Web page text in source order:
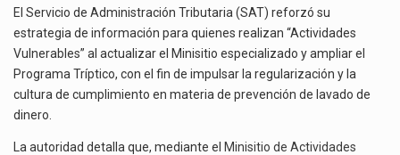
El Servicio de Administración Tributaria (SAT) reforzó su
estrategia de información para quienes realizan “Actividades
Vulnerables” al actualizar el Minisitio especializado y ampliar el
Programa Tríptico, con el fin de impulsar la regularización y la
cultura de cumplimiento en materia de prevención de lavado de
dinero.
La autoridad detalla que, mediante el Minisitio de Actividades